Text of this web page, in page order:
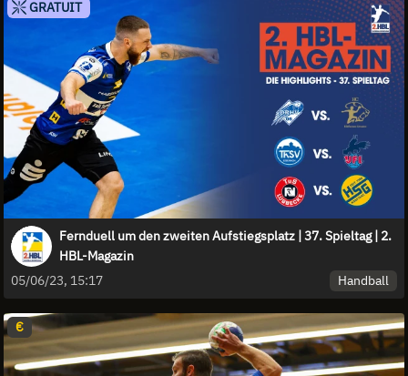
GRATUIT
Fernduell um den zweiten Aufstiegsplatz | 37. Spieltag | 2.
HBL-Magazin
05/06/23, 15:17
Handball
€